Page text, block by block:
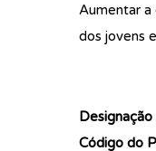
Aumentar a
dos jovens
Código do